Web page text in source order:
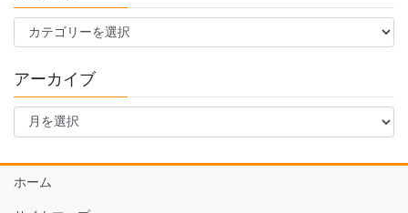
テ
リ
ー
アーカイブ
ア
イ
ブ
ホーム